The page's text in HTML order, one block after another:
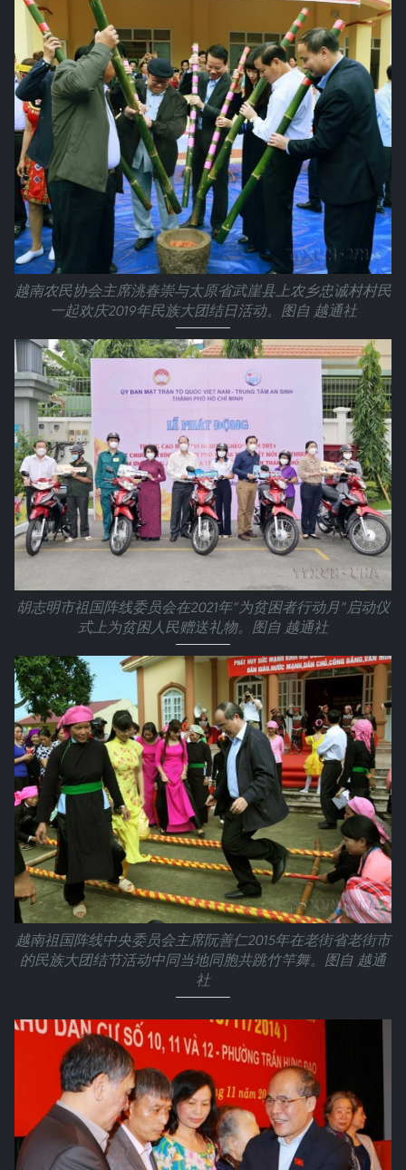
越南农民协会主席洮春崇与太原省武崖县上农乡忠诚村村民
一起欢庆2019年民族大团结日活动。图自 越通社
胡志明市祖国阵线委员会在2021年“为贫困者行动月”启动仪
式上为贫困人民赠送礼物。图自 越通社
越南祖国阵线中央委员会主席阮善仁2015年在老街省老街市
的民族大团结节活动中同当地同胞共跳竹竿舞。图自 越通
社